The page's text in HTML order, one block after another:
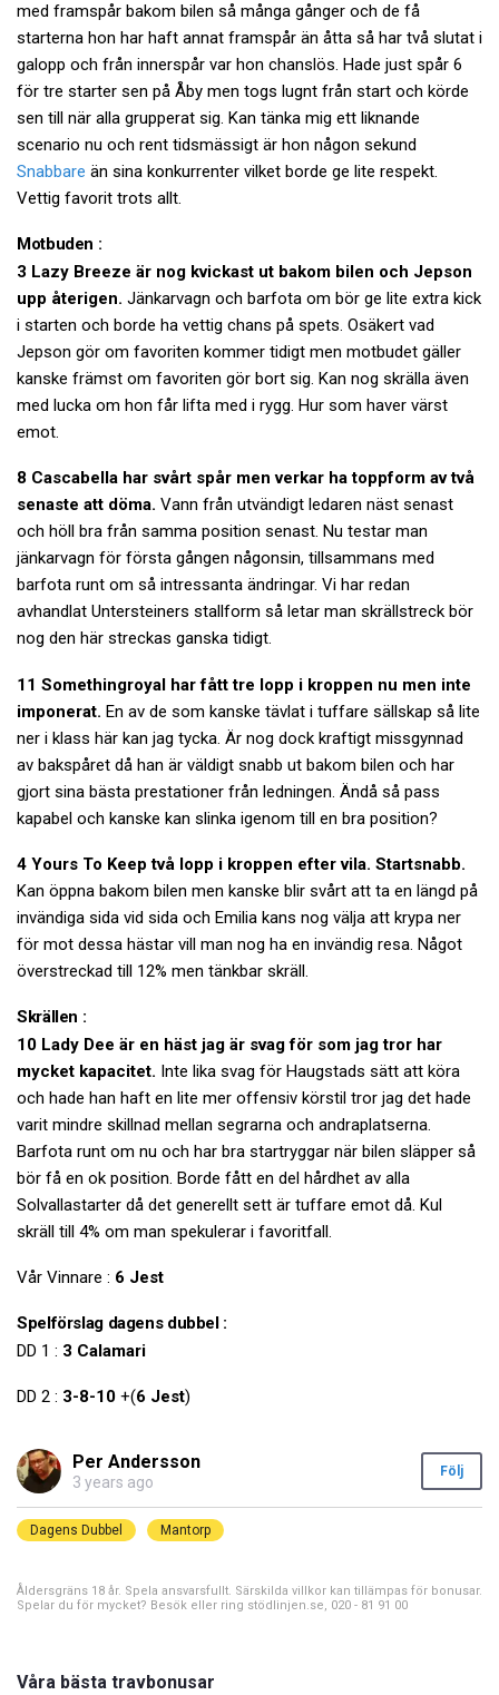
med framspår bakom bilen så många gånger och de få
starterna hon har haft annat framspår än åtta så har två slutat i
galopp och från innerspår var hon chanslös. Hade just spår 6
för tre starter sen på Åby men togs lugnt från start och körde
sen till när alla grupperat sig. Kan tänka mig ett liknande
scenario nu och rent tidsmässigt är hon någon sekund
Snabbare än sina konkurrenter vilket borde ge lite respekt.
Vettig favorit trots allt.
Motbuden :
3 Lazy Breeze är nog kvickast ut bakom bilen och Jepson
upp återigen. Jänkarvagn och barfota om bör ge lite extra kick
i starten och borde ha vettig chans på spets. Osäkert vad
Jepson gör om favoriten kommer tidigt men motbudet gäller
kanske främst om favoriten gör bort sig. Kan nog skrälla även
med lucka om hon får lifta med i rygg. Hur som haver värst
emot.
8 Cascabella har svårt spår men verkar ha toppform av två
senaste att döma. Vann från utvändigt ledaren näst senast
och höll bra från samma position senast. Nu testar man
jänkarvagn för första gången någonsin, tillsammans med
barfota runt om så intressanta ändringar. Vi har redan
avhandlat Untersteiners stallform så letar man skrällstreck bör
nog den här streckas ganska tidigt.
11 Somethingroyal har fått tre lopp i kroppen nu men inte
imponerat. En av de som kanske tävlat i tuffare sällskap så lite
ner i klass här kan jag tycka. Är nog dock kraftigt missgynnad
av bakspåret då han är väldigt snabb ut bakom bilen och har
gjort sina bästa prestationer från ledningen. Ändå så pass
kapabel och kanske kan slinka igenom till en bra position?
4 Yours To Keep två lopp i kroppen efter vila. Startsnabb.
Kan öppna bakom bilen men kanske blir svårt att ta en längd på
invändiga sida vid sida och Emilia kans nog välja att krypa ner
för mot dessa hästar vill man nog ha en invändig resa. Något
överstreckad till 12% men tänkbar skräll.
Skrällen :
10 Lady Dee är en häst jag är svag för som jag tror har
mycket kapacitet. Inte lika svag för Haugstads sätt att köra
och hade han haft en lite mer offensiv körstil tror jag det hade
varit mindre skillnad mellan segrarna och andraplatserna.
Barfota runt om nu och har bra startryggar när bilen släpper så
bör få en ok position. Borde fått en del hårdhet av alla
Solvallastarter då det generellt sett är tuffare emot då. Kul
skräll till 4% om man spekulerar i favoritfall.
Vår Vinnare : 6 Jest
Spelförslag dagens dubbel :
DD 1 : 3 Calamari
DD 2 : 3-8-10 +(6 Jest)
Per Andersson
3 years ago
Följ
Dagens Dubbel Mantorp
Åldersgräns 18 år. Spela ansvarsfullt. Särskilda villkor kan tillämpas för bonusar.
Spelar du för mycket? Besök eller ring stödlinjen.se, 020 - 81 91 00
Våra bästa travbonusar